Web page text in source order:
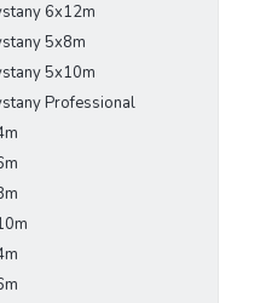
6x12m
5x8m
5x10m
Professional